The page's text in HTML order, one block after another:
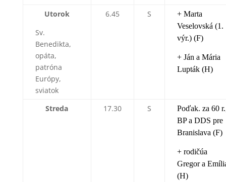
Utorok
Sv.
Benedikta,
opáta,
patróna
Európy,
sviatok
6.45 S
+ Marta
Veselovská (1.
výr.) (F)
+ Ján a Mária
Lupták (H)
Streda 17.30 S
Poďak. za 60
BP a DDS pre
Branislava (F)
+ rodičúa
Gregor a
(H)